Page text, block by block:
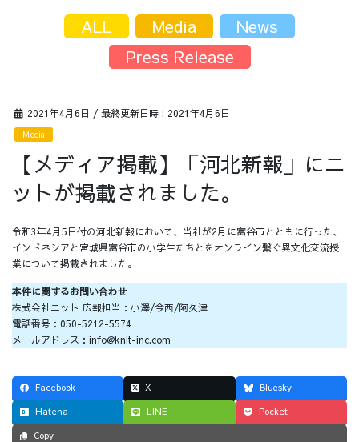
サービス
採用情報
採用情報トップ チームインタビュー01
2021年4月6日 / 最終更新日時 : 2021年4月6日
Media
【メディア掲載】「河北新報」にニ
ットが掲載されました。
令和3年4月5日付の河北新報において、当社が2月に富谷市とともに行った、
インドネシアと宮城県富谷市の小学生たちとをオンライン繋ぐ異文化交流授
業について掲載されました。
本件に関するお問い合わせ
株式会社ニット 広報担当：小澤/今西/阿久津
電話番号：050-5212-5574
メールアドレス：info@knit-inc.com
Facebook X
Bluesky
Hatena
LINE Pocket
Copy
ALL Media
News
Press Release